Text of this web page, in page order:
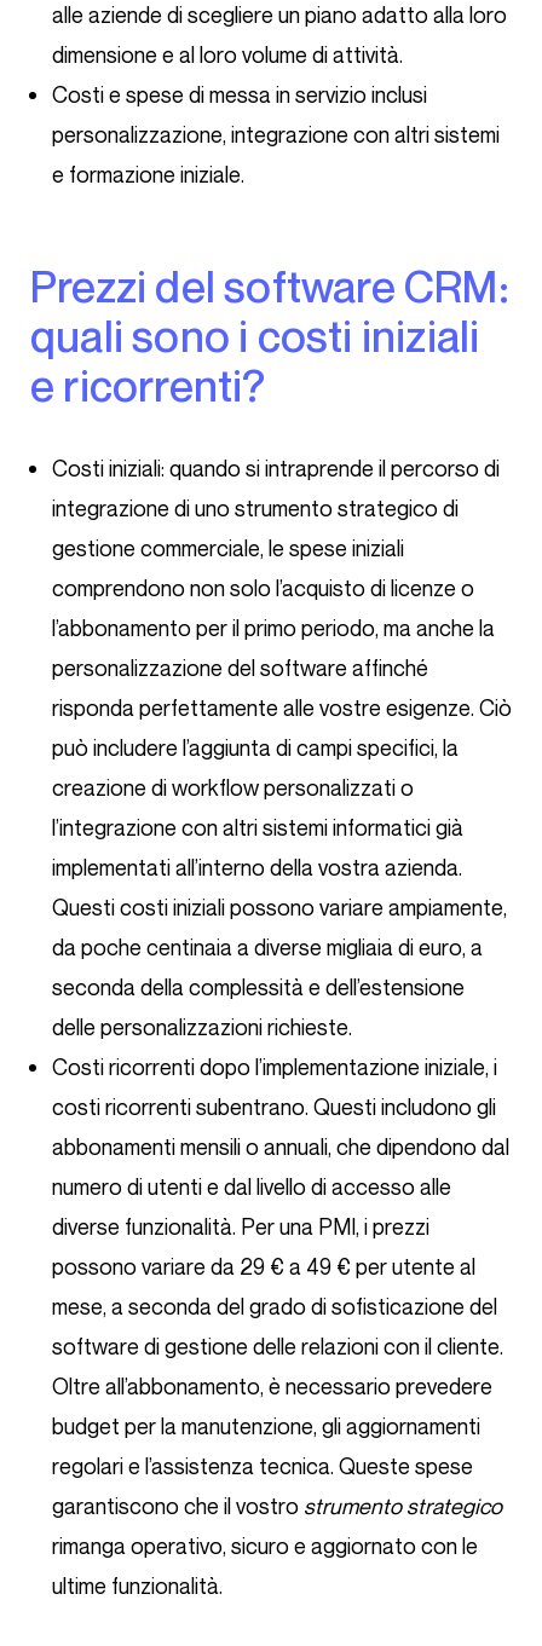
alle aziende di scegliere un piano adatto alla loro
dimensione e al loro volume di attività.
Costi e spese di messa in servizio inclusi
personalizzazione, integrazione con altri sistemi
e formazione iniziale.
Prezzi del software CRM:
quali sono i costi iniziali
e ricorrenti?
Costi iniziali: quando si intraprende il percorso di
integrazione di uno strumento strategico di
gestione commerciale, le spese iniziali
comprendono non solo l’acquisto di licenze o
l’abbonamento per il primo periodo, ma anche la
personalizzazione del software affinché
risponda perfettamente alle vostre esigenze. Ciò
può includere l’aggiunta di campi specifici, la
creazione di workflow personalizzati o
l’integrazione con altri sistemi informatici già
implementati all’interno della vostra azienda.
Questi costi iniziali possono variare ampiamente,
da poche centinaia a diverse migliaia di euro, a
seconda della complessità e dell’estensione
delle personalizzazioni richieste.
Costi ricorrenti dopo l’implementazione iniziale, i
costi ricorrenti subentrano. Questi includono gli
abbonamenti mensili o annuali, che dipendono dal
numero di utenti e dal livello di accesso alle
diverse funzionalità. Per una PMI, i prezzi
possono variare da 29 € a 49 € per utente al
mese, a seconda del grado di sofisticazione del
software di gestione delle relazioni con il cliente.
Oltre all’abbonamento, è necessario prevedere
budget per la manutenzione, gli aggiornamenti
regolari e l’assistenza tecnica. Queste spese
garantiscono che il vostro strumento strategico
rimanga operativo, sicuro e aggiornato con le
ultime funzionalità.